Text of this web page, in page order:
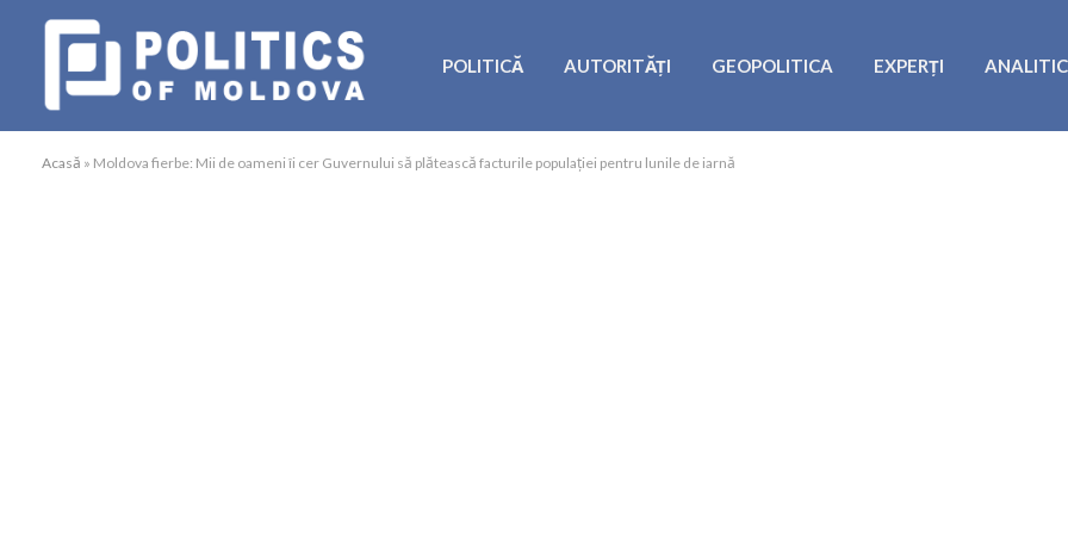
POLITICĂ AUTORITĂȚI GEOPOLITICA EXPERȚI
Acasă » Moldova fierbe: Mii de oameni îi cer Guvernului să plătească facturile populației pentru lunile de iarnă